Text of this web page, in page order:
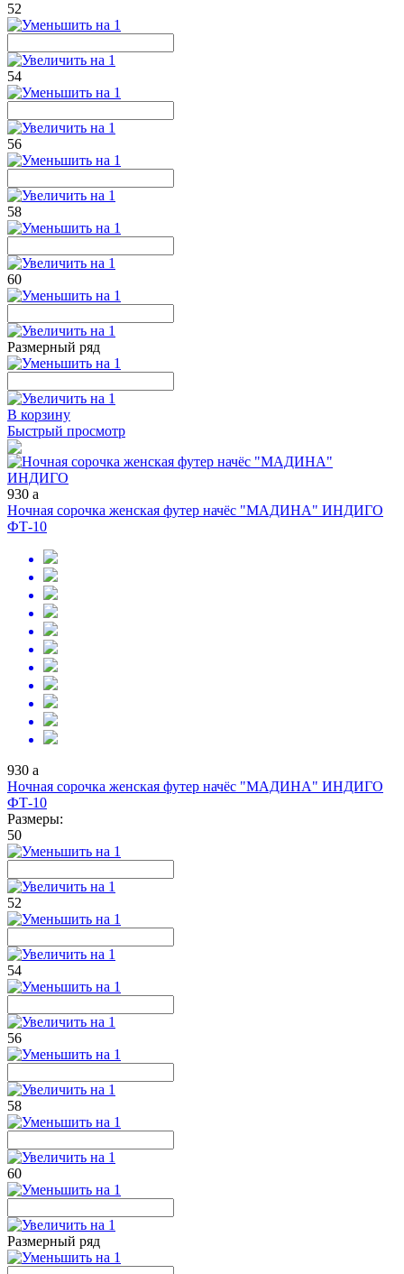
52
54
56
58
60
Размерный ряд
В корзину
Быстрый просмотр
930 a
Ночная сорочка женская футер начёс "МАДИНА" ИНДИГО
ФТ-10
930 a
Ночная сорочка женская футер начёс "МАДИНА" ИНДИГО
ФТ-10
Размеры:
50
52
54
56
58
60
Размерный ряд